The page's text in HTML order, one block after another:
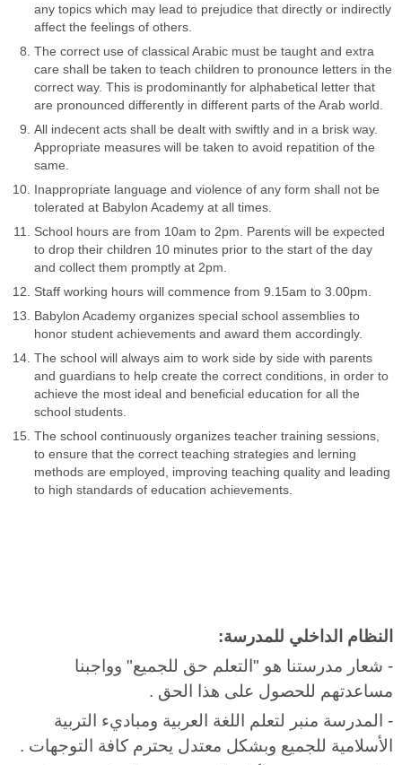
any topics which may lead to prejudice that directly or indirectly
affect the feelings of others.
The correct use of classical Arabic must be taught and extra
care shall be taken to teach children to pronounce letters in the
correct way. This is prodominantly for alphabetical letter that
are pronounced differently in different parts of the Arab world.
All indecent acts shall be dealt with swiftly and in a brisk way.
Appropriate measures will be taken to avoid repatition of the
same.
Inappropriate language and violence of any form shall not be
tolerated at Babylon Academy at all times.
School hours are from 10am to 2pm. Parents will be expected
to drop their children 10 minutes prior to the start of the day
and collect them promptly at 2pm.
Staff working hours will commence from 9.15am to 3.00pm.
Babylon Academy organizes special school assemblies to
honor student achievements and award them accordingly.
The school will always aim to work side by side with parents
and guardians to help create the correct conditions, in order to
achieve the most ideal and beneficial education for all the
school students.
The school continuously organizes teacher training sessions,
to ensure that the correct teaching strategies and lerning
methods are employed, improving teaching quality and leading
to high standards of education achievements.
النظام الداخلي للمدرسة:
- شعار مدرستنا هو "التعلم حق للجميع" وواجبنا
مساعدتهم للحصول على هذا الحق .
- المدرسة منبر لتعلم اللغة العربية ومباديء التربية
الأسلامية للجميع وبشكل معتدل يحترم كافة التوجهات .